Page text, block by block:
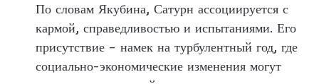
По словам Якубина, Сатурн ассоциируется с
кармой, справедливостью и испытаниями. Его
присутствие – намек на турбулентный год, где
социально-экономические изменения могут